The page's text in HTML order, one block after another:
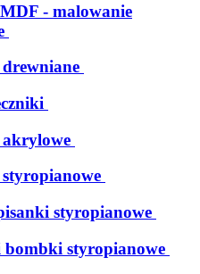
- malowanie
styropianowe
styropianowe